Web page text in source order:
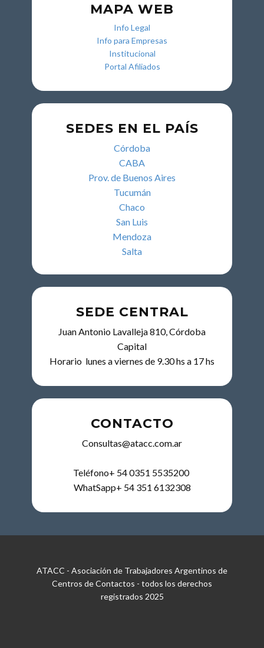
MAPA WEB
Info Legal
Info para Empresas
Institucional
Portal Afiliados
SEDES EN EL PAÍS
Córdoba
CABA
Prov. de Buenos Aires
Tucumán
Chaco
San Luis
Mendoza
Salta
SEDE CENTRAL
Juan Antonio Lavalleja 810, Córdoba
Capital
Horario lunes a viernes de 9.30 hs a 17 hs
CONTACTO
Consultas@atacc.com.ar
Teléfono+ 54 0351 5535200
WhatSapp+ 54 351 6132308
ATACC - Asociación de Trabajadores Argentinos de
Centros de Contactos - todos los derechos
registrados 2025